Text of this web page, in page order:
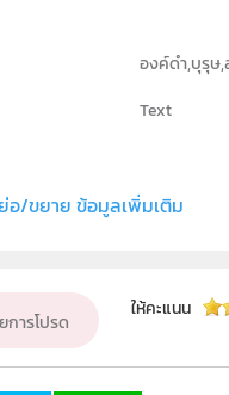
องค์ดำ,บุรุษ,
Text
ม.4, ม.5, ม.6
อ/ขยาย ข้อมูลเพิ่มเติม
การโปรด
ให้คะแนน